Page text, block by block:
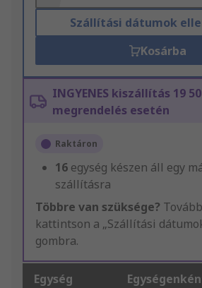
Szállítási dátumok
Kosárba
INGYENES kiszállítás 19
megrendelés esetén
Raktáron
16 egység készen áll egy
szállításra
Többre van szüksége?
kattintson a „Szállítási
gombra.
Egység